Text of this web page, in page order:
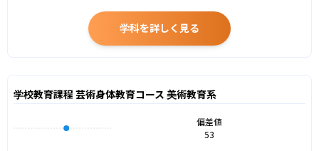
学科を詳しく見る
学校教育課程 芸術身体教育コース 美術教育系
偏差値
53